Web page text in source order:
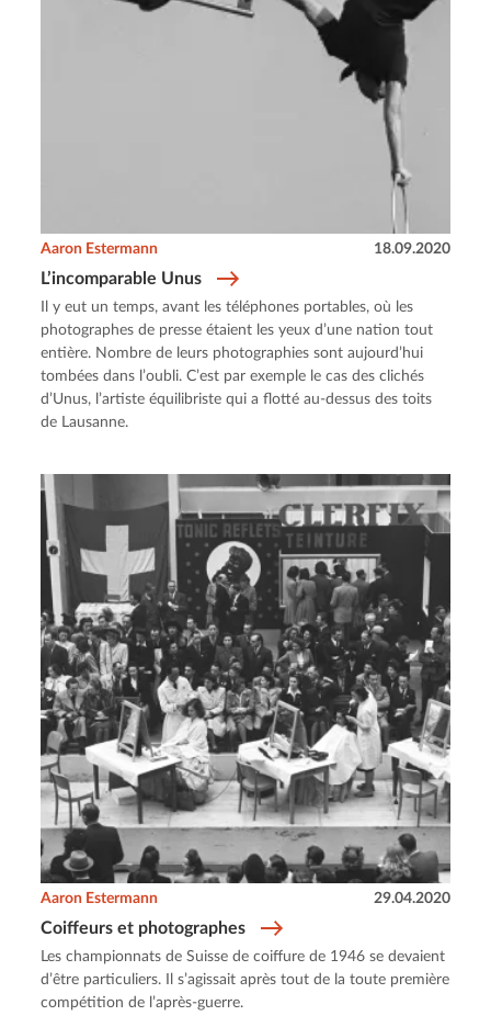
L’incomparable Unus
Aaron Estermann 18.09.2020
Il y eut un temps, avant les téléphones portables, où les
photographes de presse étaient les yeux d’une nation tout
entière. Nombre de leurs photographies sont aujourd’hui
tombées dans l’oubli. C’est par exemple le cas des clichés
d’Unus, l’artiste équilibriste qui a flotté au-dessus des toits
de Lausanne.
Coiffeurs et photographes
Aaron Estermann 29.04.2020
Les championnats de Suisse de coiffure de 1946 se devaient
d’être particuliers. Il s’agissait après tout de la toute première
compétition de l’après-guerre.